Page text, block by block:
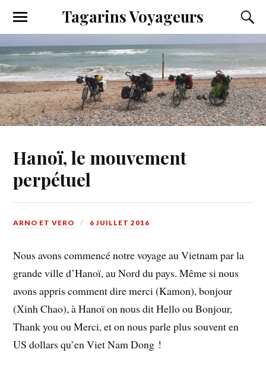
Tagarins Voyageurs
Hanoï, le mouvement
perpétuel
ARNO ET VERO 6 JUILLET 2016
Nous avons commencé notre voyage au Vietnam par la
grande ville d’Hanoï, au Nord du pays. Même si nous
avons appris comment dire merci (Kamon), bonjour
(Xinh Chao), à Hanoï on nous dit Hello ou Bonjour,
Thank you ou Merci, et on nous parle plus souvent en
US dollars qu’en Viet Nam Dong !